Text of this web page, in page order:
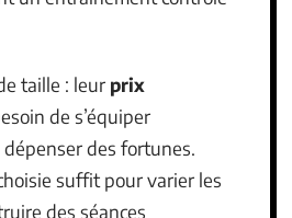
taille : leur prix
de s’équiper
des fortunes.
suffit pour varier les
des séances